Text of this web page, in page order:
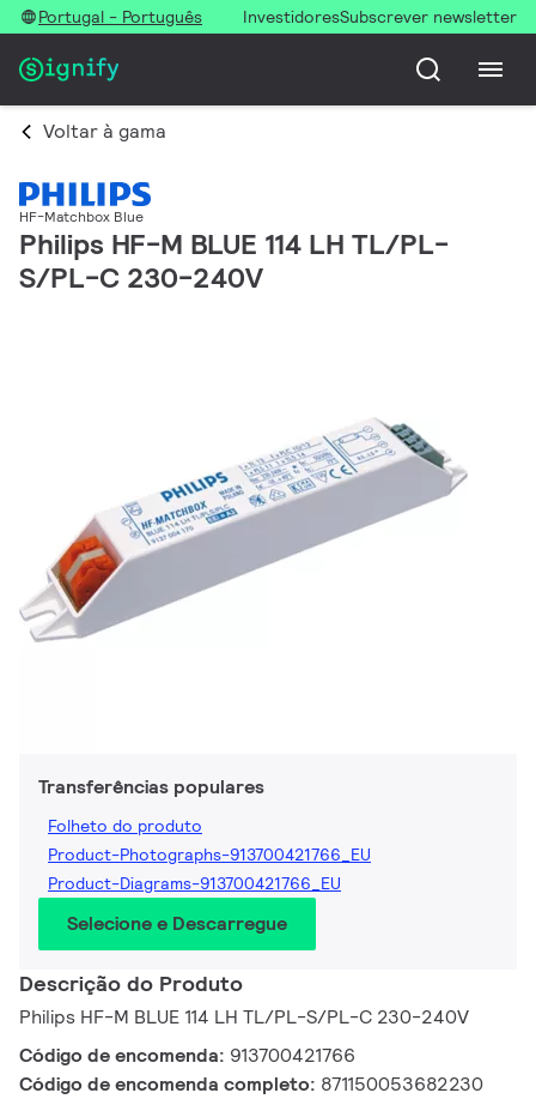
Portugal - Português InvestidoresSubscrever newsletter
Voltar à gama
HF-Matchbox Blue
Philips HF-M BLUE 114 LH TL/PL-
S/PL-C 230-240V
Transferências populares
Folheto do produto
Product-Photographs-913700421766_EU
Product-Diagrams-913700421766_EU
Selecione e Descarregue
Descrição do Produto
Philips HF-M BLUE 114 LH TL/PL-S/PL-C 230-240V
Código de encomenda: 913700421766
Código de encomenda completo: 871150053682230